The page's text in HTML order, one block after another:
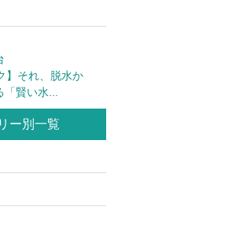
】それ、脱水か
賢い水...
ー別一覧